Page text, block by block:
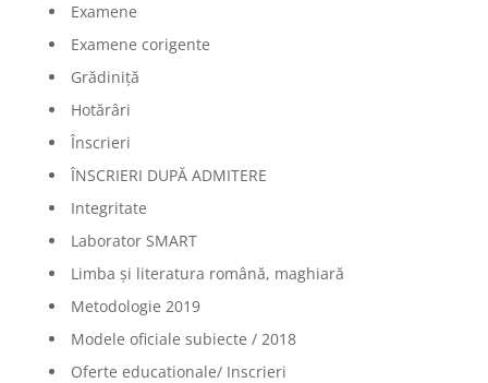
Examene
Examene corigente
Grădiniță
Hotărâri
Înscrieri
ÎNSCRIERI DUPĂ ADMITERE
Integritate
Laborator SMART
Limba şi literatura română, maghiară
Metodologie 2019
Modele oficiale subiecte / 2018
Oferte educationale/ Inscrieri